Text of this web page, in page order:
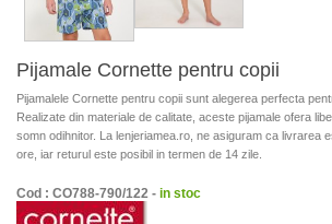
Pijamale Cornette pentru copii
Pijamalele Cornette pentru copii sunt alegerea perfecta
Realizate din materiale de calitate, aceste pijamale ofera
somn odihnitor. La lenjeriamea.ro, ne asiguram ca livrarea
ore, iar returul este posibil in termen de 14 zile.
Cod : CO788-790/122 - in stoc